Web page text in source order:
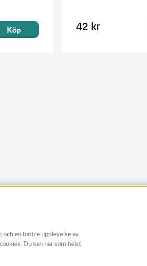
Köp 42 kr
och en bättre upplevelse av
Du kan när som helst